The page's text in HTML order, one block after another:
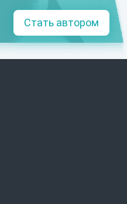
Стать автором